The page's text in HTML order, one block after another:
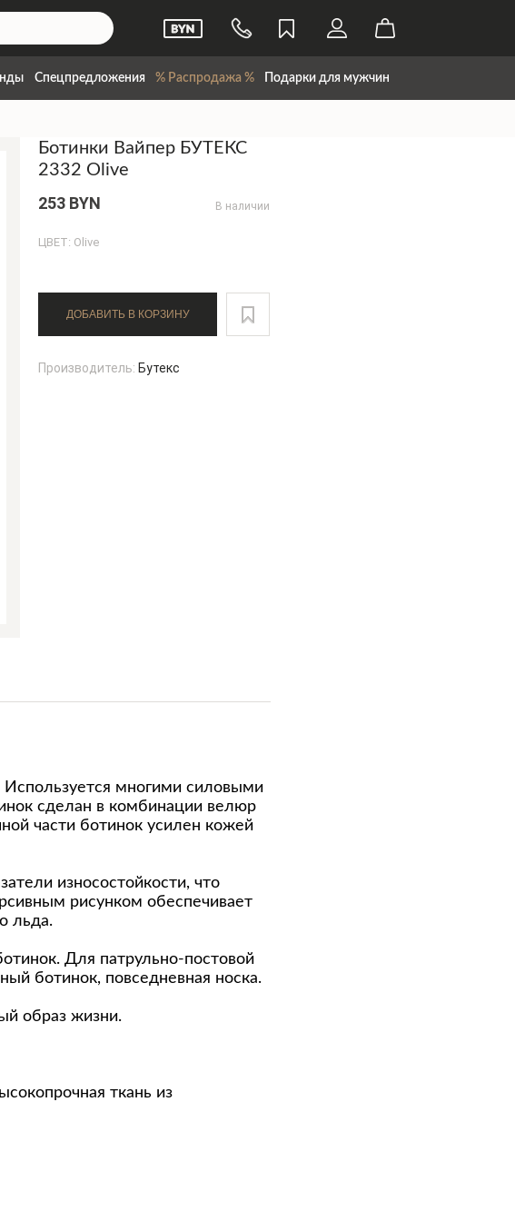
Спецпредложения % Распродажа % Подарки для мужчин
Ботинки Вайпер БУТЕКС
2332 Olive
253 BYN В наличии
ЦВЕТ: Olive
ДОБАВИТЬ В КОРЗИНУ
Производитель: Бутекс
Используется многими силовыми
сделан в комбинации велюр
части ботинок усилен кожей
износостойкости, что
рисунком обеспечивает
льда.
Для патрульно-постовой
ботинок, повседневная носка.
образ жизни.
ткань из